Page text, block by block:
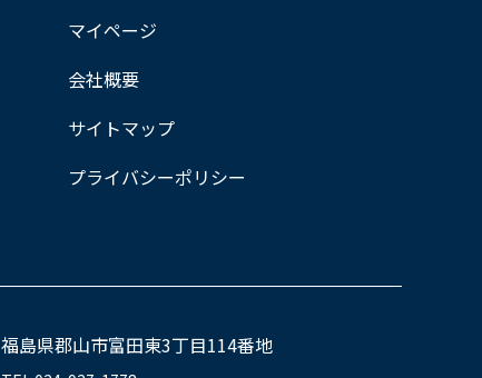
マイページ
会社概要
サイトマップ
プライバシーポリシー
福島県郡山市富田東3丁目114番地